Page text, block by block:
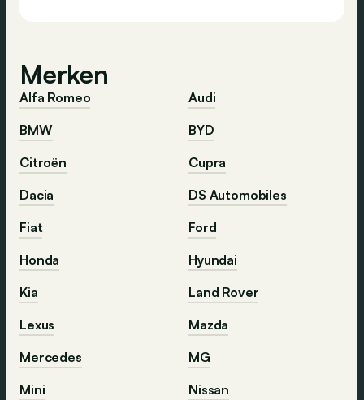
Merken
Alfa Romeo
Audi
BMW
BYD
Citroën
Cupra
Dacia
DS Automobiles
Fiat
Ford
Honda
Hyundai
Kia
Land Rover
Lexus
Mazda
Mercedes
MG
Mini
Nissan